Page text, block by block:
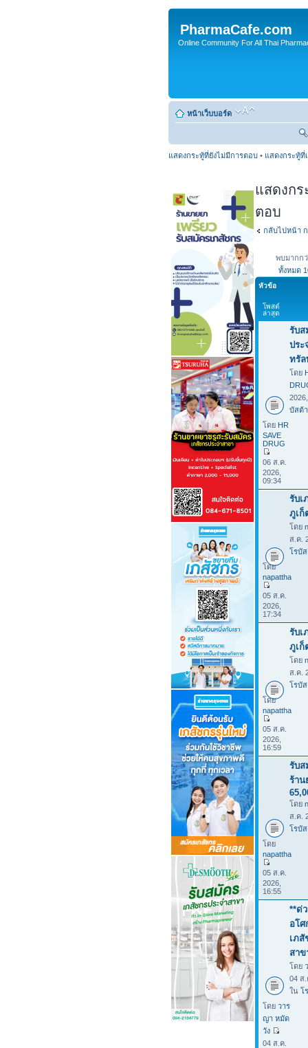
PharmaCafe.com
Online Community For All Thai
หน้าเว็บบอร์ด
แสดงกระทู้ที่ยังไม่มีการตอบ • แสดงกระทู้ที่
แสดงกร
ตอบ
กลับไปหน้า
พบมากก
ทั้งหมด
หัวข้อ
โพสต์
ล่าสุด
รับส
ประ
ทรั
โดย
บัสต้า
โดย HR
SAVE
DRUG
06 ส.ค.
2026,
09:34
รับเ
ภูเก็
โดย
ส.ค.
โรบั
โดย
napattha
05 ส.ค.
2026,
17:34
รับเ
ภูเก็
โดย
ส.ค.
โรบั
โดย
napattha
05 ส.ค.
2026,
16:59
รับส
ร้าน
โดย
ส.ค.
โรบั
โดย
napattha
05 ส.ค.
2026,
16:55
**ด่
อโ
เภสั
สาข
โดย
04 ส.
ใน โ
โดย วาร
ญา หมัด
วัง
04 ส.ค.